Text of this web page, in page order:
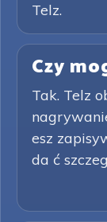
Telz.
Czy
Tak. Telz
esz
da ć